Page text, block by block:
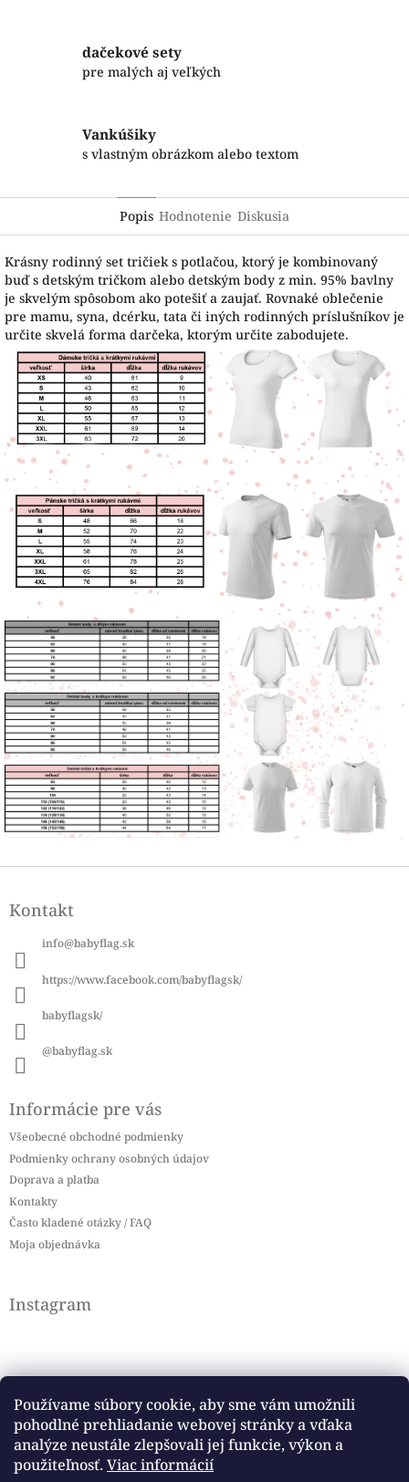
Používame súbory cookie, aby sme vám umožnili
pohodlné prehliadanie webovej stránky a vďaka
analýze neustále zlepšovali jej funkcie, výkon a
použiteľnosť. Viac informácií
dačekové sety
pre malých aj veľkých
Vankúšiky
s vlastným obrázkom alebo textom
Popis Hodnotenie Diskusia
Krásny rodinný set tričiek s potlačou, ktorý je kombinovaný
buď s detským tričkom alebo detským body z min. 95% bavlny
je skvelým spôsobom ako potešiť a zaujať. Rovnaké oblečenie
pre mamu, syna, dcérku, tata či iných rodinných príslušníkov je
určite skvelá forma darčeka, ktorým určite zabodujete.
pKontakt
info@babyflag.sk
https://www.facebook.com/babyflagsk/
babyflagsk/
@babyflag.sk
Informácie pre vás
Všeobecné obchodné podmienky
Podmienky ochrany osobných údajov
Doprava a platba
Kontakty
Často kladené otázky / FAQ
Moja objednávka
Instagram
Sledovať na Instagrame